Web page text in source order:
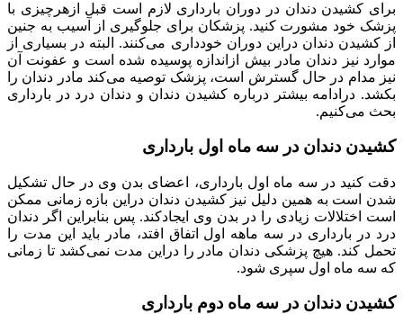
برای کشیدن دندان در دوران بارداری لازم است قبل ازهرچیزی با
پزشک خود مشورت کنید. پزشکان برای جلوگیری از آسیب به جنین
از کشیدن دندان دراین دوران خودداری می‌کنند. البته در بسیاری از
موارد نیز دندان مادر بیش ازاندازه پوسیده شده است و عفونت آن
نیز مدام در حال گسترش است، پزشک توصیه می‌کند مادر دندان را
بکشد. درادامه بیشتر درباره کشیدن دندان و دندان درد در بارداری
بحث می‌کنیم.
کشیدن دندان در سه ماه اول بارداری
دقت کنید در سه ماه اول بارداری، اعضای بدن وی در حال تشکیل
شدن است به همین دلیل نیز کشیدن دندان دراین بازه زمانی ممکن
است اختلالات زیادی را در بدن وی ایجادکند. پس بنابراین اگر دندان
درد در بارداری در سه ماهه اول اتفاق افتد، مادر باید این مدت را
تحمل کند. هیچ پزشکی دندان مادر را دراین مدت نمی‌کشد تا زمانی
که سه ماه اول سپری شود.
کشیدن دندان در سه ماه دوم بارداری